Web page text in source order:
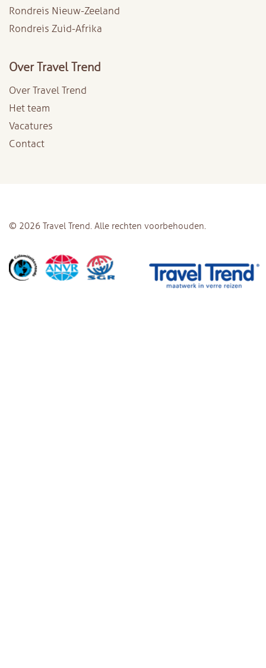
Rondreis Nieuw-Zeeland
Rondreis Zuid-Afrika
Over Travel Trend
Over Travel Trend
Het team
Vacatures
Contact
© 2026 Travel Trend. Alle rechten voorbehouden.